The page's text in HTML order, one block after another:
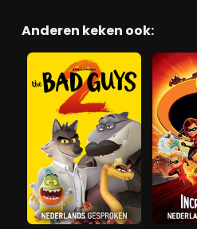
Anderen keken ook: